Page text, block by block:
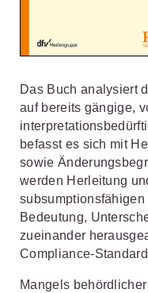
Das Buch analysiert
auf bereits gängige,
befasst es sich mit
sowie
werden Herleitung
subsumptionsfähigen
Bedeutung,
zueinander
Compliance-
Mangels